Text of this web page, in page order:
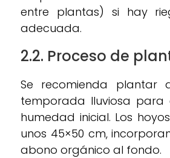
entre plantas) si hay
adecuada.
2.2. Proceso de
Se recomienda plantar
temporada lluviosa para
humedad inicial. Los
unos 45×50 cm,
abono orgánico al fondo.